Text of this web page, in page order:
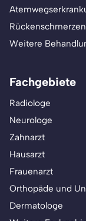
Weitere
Fachgebiete
Radiologe
Neurologe
Zahnarzt
Hausarzt
Frauenarzt
Orthopäde und
Dermatologe